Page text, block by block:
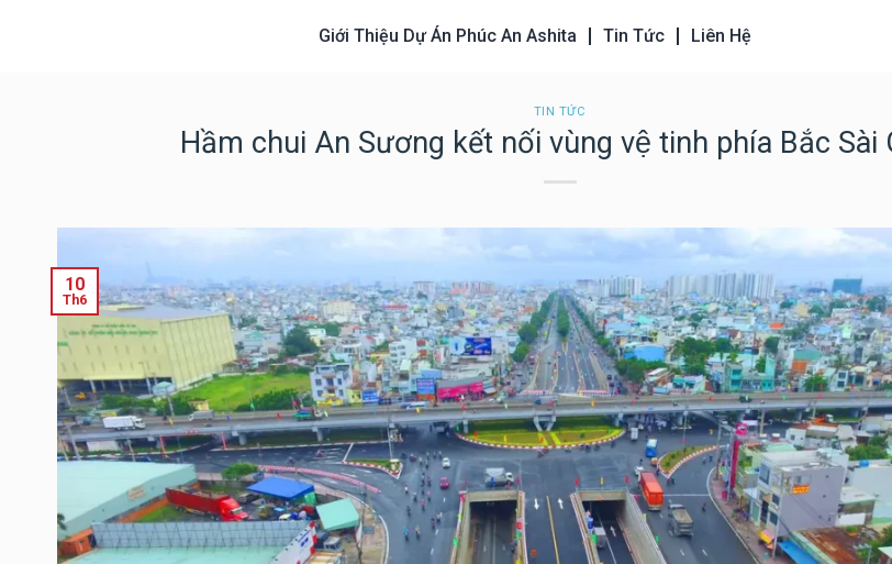
Giới Thiệu Dự Án Phúc An Ashita Tin Tức Liên Hệ
TIN TỨC
Hầm chui An Sương kết nối vùng vệ tinh phía Bắc Sài
10
Th6